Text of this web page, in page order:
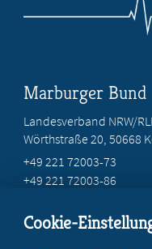
Marburger Bund
Landesverband NRW/
Wörthstraße 20, 50668
+49 221 72003-73
+49 221 72003-86
Cookie-